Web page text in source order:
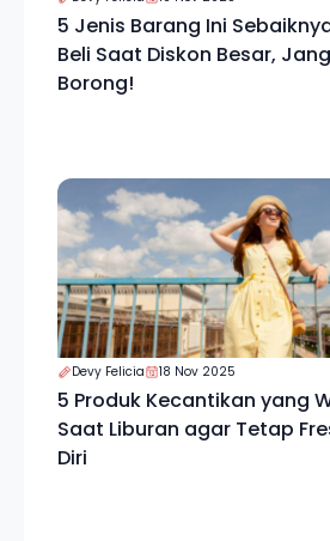
5 Jenis Barang Ini
Beli Saat Diskon Besar,
Borong!
Devy Felicia 18 Nov 2025
5 Produk Kecantikan yang
Saat Liburan agar Tetap
Diri